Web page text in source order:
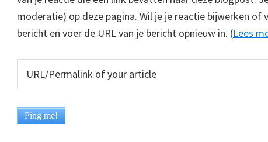
moderatie) op deze pagina. Wil je je reactie bijwerken
bericht en voer de URL van je bericht opnieuw in. (Lees